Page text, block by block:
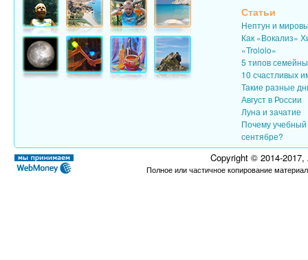
Статьи
Нептун и
Как «Вокализ»
«Trololo»
5 типов
10 счастливых
Такие разные
Август в России
Луна и зачатие
Почему учебный
сентябре?
Copyright © 2014-
Полное или частичное копирование